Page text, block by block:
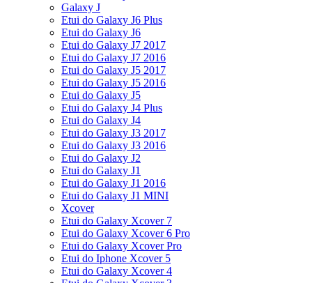
Galaxy J
Etui do Galaxy J6 Plus
Etui do Galaxy J6
Etui do Galaxy J7 2017
Etui do Galaxy J7 2016
Etui do Galaxy J5 2017
Etui do Galaxy J5 2016
Etui do Galaxy J5
Etui do Galaxy J4 Plus
Etui do Galaxy J4
Etui do Galaxy J3 2017
Etui do Galaxy J3 2016
Etui do Galaxy J2
Etui do Galaxy J1
Etui do Galaxy J1 2016
Etui do Galaxy J1 MINI
Xcover
Etui do Galaxy Xcover 7
Etui do Galaxy Xcover 6 Pro
Etui do Galaxy Xcover Pro
Etui do Iphone Xcover 5
Etui do Galaxy Xcover 4